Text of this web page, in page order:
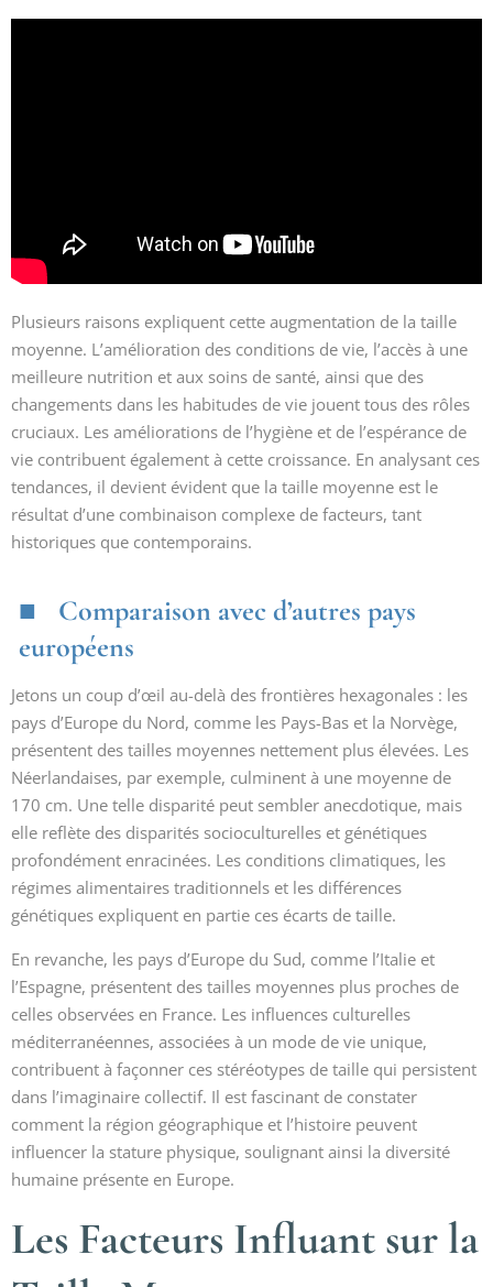
Plusieurs raisons expliquent cette augmentation de la taille
moyenne. L’amélioration des conditions de vie, l’accès à une
meilleure nutrition et aux soins de santé, ainsi que des
changements dans les habitudes de vie jouent tous des rôles
cruciaux. Les améliorations de l’hygiène et de l’espérance de
vie contribuent également à cette croissance. En analysant ces
tendances, il devient évident que la taille moyenne est le
résultat d’une combinaison complexe de facteurs, tant
historiques que contemporains.
Comparaison avec d’autres pays
européens
Jetons un coup d’œil au-delà des frontières hexagonales : les
pays d’Europe du Nord, comme les Pays-Bas et la Norvège,
présentent des tailles moyennes nettement plus élevées. Les
Néerlandaises, par exemple, culminent à une moyenne de
170 cm. Une telle disparité peut sembler anecdotique, mais
elle reflète des disparités socioculturelles et génétiques
profondément enracinées. Les conditions climatiques, les
régimes alimentaires traditionnels et les différences
génétiques expliquent en partie ces écarts de taille.
En revanche, les pays d’Europe du Sud, comme l’Italie et
l’Espagne, présentent des tailles moyennes plus proches de
celles observées en France. Les influences culturelles
méditerranéennes, associées à un mode de vie unique,
contribuent à façonner ces stéréotypes de taille qui persistent
dans l’imaginaire collectif. Il est fascinant de constater
comment la région géographique et l’histoire peuvent
influencer la stature physique, soulignant ainsi la diversité
humaine présente en Europe.
Les Facteurs Influant sur la